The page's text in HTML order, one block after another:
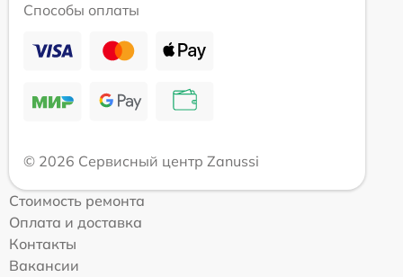
Способы оплаты
© 2026 Сервисный центр Zanussi
Стоимость ремонта
Оплата и доставка
Контакты
Вакансии